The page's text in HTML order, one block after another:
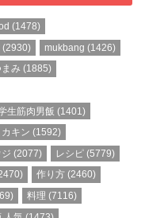
(1478)
(2930) mukbang (1426)
み (1885)
生筋肉男飯 (1401)
カキン (1592)
(2077) レシピ (5779)
作り方 (2460)
料理 (7116)